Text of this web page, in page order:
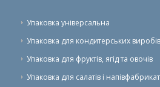
Упаковка універсальна
Упаковка для кондитерських виробів
Упаковка для фруктів, ягід та овочів
Упаковка для салатів і